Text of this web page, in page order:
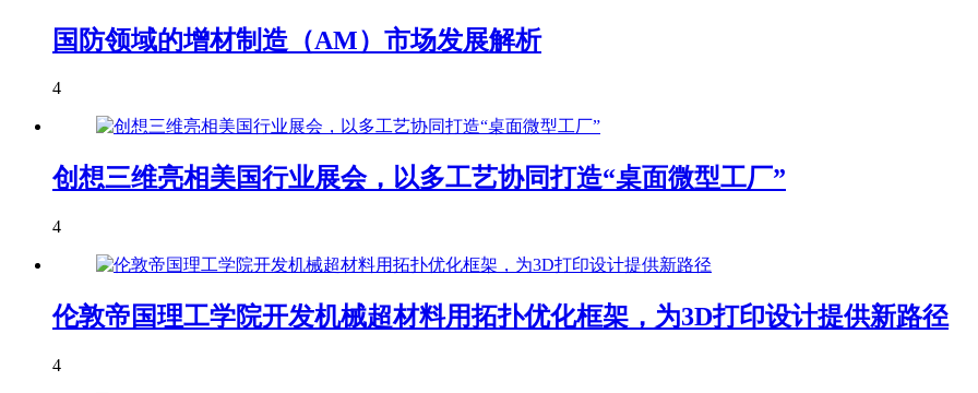
国防领域的增材制造（AM）市场发展解析
4
创想三维亮相美国行业展会，以多工艺协同打造“桌面微型工厂”
4
伦敦帝国理工学院开发机械超材料用拓扑优化框架，为3D打印设计提供新路径
4